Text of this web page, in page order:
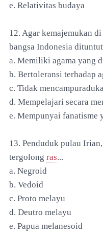
e. Relativitas budaya
12. Agar kemajemukan
bangsa Indonesia
a. Memiliki agama yang
b. Bertoleransi terhadap
c. Tidak
d. Mempelajari secara
e. Mempunyai fanatisme
13. Penduduk pulau
tergolong ras...
a. Negroid
b. Vedoid
c. Proto melayu
d. Deutro melayu
e. Papua melanesoid